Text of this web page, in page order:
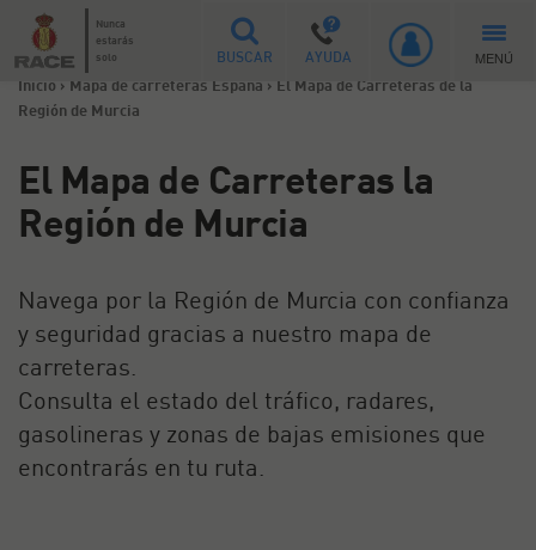
Nunca
estarás
solo
BUSCAR AYUDA
MENÚ
Inicio > Mapa de carreteras España > El Mapa de Carreteras de la
Región de Murcia
El Mapa de Carreteras la
Región de Murcia
Navega por la Región de Murcia con confianza
y seguridad gracias a nuestro mapa de
carreteras.
Consulta el estado del tráfico, radares,
gasolineras y zonas de bajas emisiones que
encontrarás en tu ruta.